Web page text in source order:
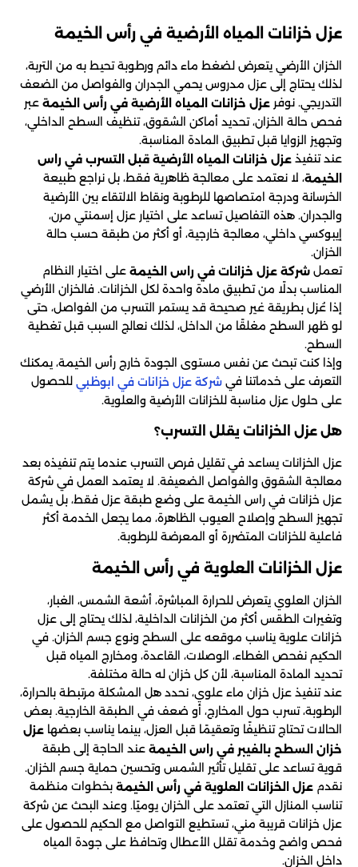
عزل خزانات المياه الأرضية في رأس الخيمة
الخزان الأرضي يتعرض لضغط ماء دائم ورطوبة تحيط به من التربة،
لذلك يحتاج إلى عزل مدروس يحمي الجدران والفواصل من الضعف
التدريجي. نوفر عزل خزانات المياه الأرضية في رأس الخيمة عبر
فحص حالة الخزان، تحديد أماكن الشقوق، تنظيف السطح الداخلي،
وتجهيز الزوايا قبل تطبيق المادة المناسبة.
عند تنفيذ عزل خزانات المياه الأرضية قبل التسرب في راس
الخيمة، لا نعتمد على معالجة ظاهرية فقط، بل نراجع طبيعة
الخرسانة ودرجة امتصاصها للرطوبة ونقاط الالتقاء بين الأرضية
والجدران. هذه التفاصيل تساعد على اختيار عزل إسمنتي مرن،
إيبوكسي داخلي، معالجة خارجية، أو أكثر من طبقة حسب حالة
الخزان.
تعمل شركة عزل خزانات في راس الخيمة على اختيار النظام
المناسب بدلًا من تطبيق مادة واحدة لكل الخزانات. فالخزان الأرضي
إذا عُزل بطريقة غير صحيحة قد يستمر التسرب من الفواصل، حتى
لو ظهر السطح مغلقًا من الداخل، لذلك نعالج السبب قبل تغطية
السطح.
وإذا كنت تبحث عن نفس مستوى الجودة خارج رأس الخيمة، يمكنك
التعرف على خدماتنا في شركة عزل خزانات في ابوظبي للحصول
على حلول عزل مناسبة للخزانات الأرضية والعلوية.
هل عزل الخزانات يقلل التسرب؟
عزل الخزانات يساعد في تقليل فرص التسرب عندما يتم تنفيذه بعد
معالجة الشقوق والفواصل الضعيفة. لا يعتمد العمل في شركة
عزل خزانات في راس الخيمة على وضع طبقة عزل فقط، بل يشمل
تجهيز السطح وإصلاح العيوب الظاهرة، مما يجعل الخدمة أكثر
فاعلية للخزانات المتضررة أو المعرضة للرطوبة.
عزل الخزانات العلوية في رأس الخيمة
الخزان العلوي يتعرض للحرارة المباشرة، أشعة الشمس، الغبار،
وتغيرات الطقس أكثر من الخزانات الداخلية، لذلك يحتاج إلى عزل
خزانات علوية يناسب موقعه على السطح ونوع جسم الخزان. في
الحكيم نفحص الغطاء، الوصلات، القاعدة، ومخارج المياه قبل
تحديد المادة المناسبة، لأن كل خزان له حالة مختلفة.
عند تنفيذ عزل خزان ماء علوي، نحدد هل المشكلة مرتبطة بالحرارة،
الرطوبة، تسرب حول المخارج، أو ضعف في الطبقة الخارجية. بعض
الحالات تحتاج تنظيفًا وتعقيمًا قبل العزل، بينما يناسب بعضها عزل
خزان السطح بالفيبر في راس الخيمة عند الحاجة إلى طبقة
قوية تساعد على تقليل تأثير الشمس وتحسين حماية جسم الخزان.
نقدم عزل الخزانات العلوية في رأس الخيمة بخطوات منظمة
تناسب المنازل التي تعتمد على الخزان يوميًا. وعند البحث عن شركة
عزل خزانات قريبة مني، تستطيع التواصل مع الحكيم للحصول على
فحص واضح وخدمة تقلل الأعطال وتحافظ على جودة المياه
داخل الخزان.